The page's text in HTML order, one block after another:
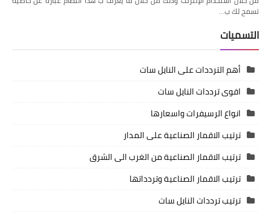
تسمح لك ب…
التسميات
أهم الترددات على النايل سات
اقوى ترددات النايل سات
انواع الرسيفرات واسعارها
ترتيب الاقمار الصناعية على المدار
ترتيب الاقمار الصناعية من الغرب الى الشرق
ترتيب الاقمار الصناعية وتردداتها
ترتيب ترددات النايل سات